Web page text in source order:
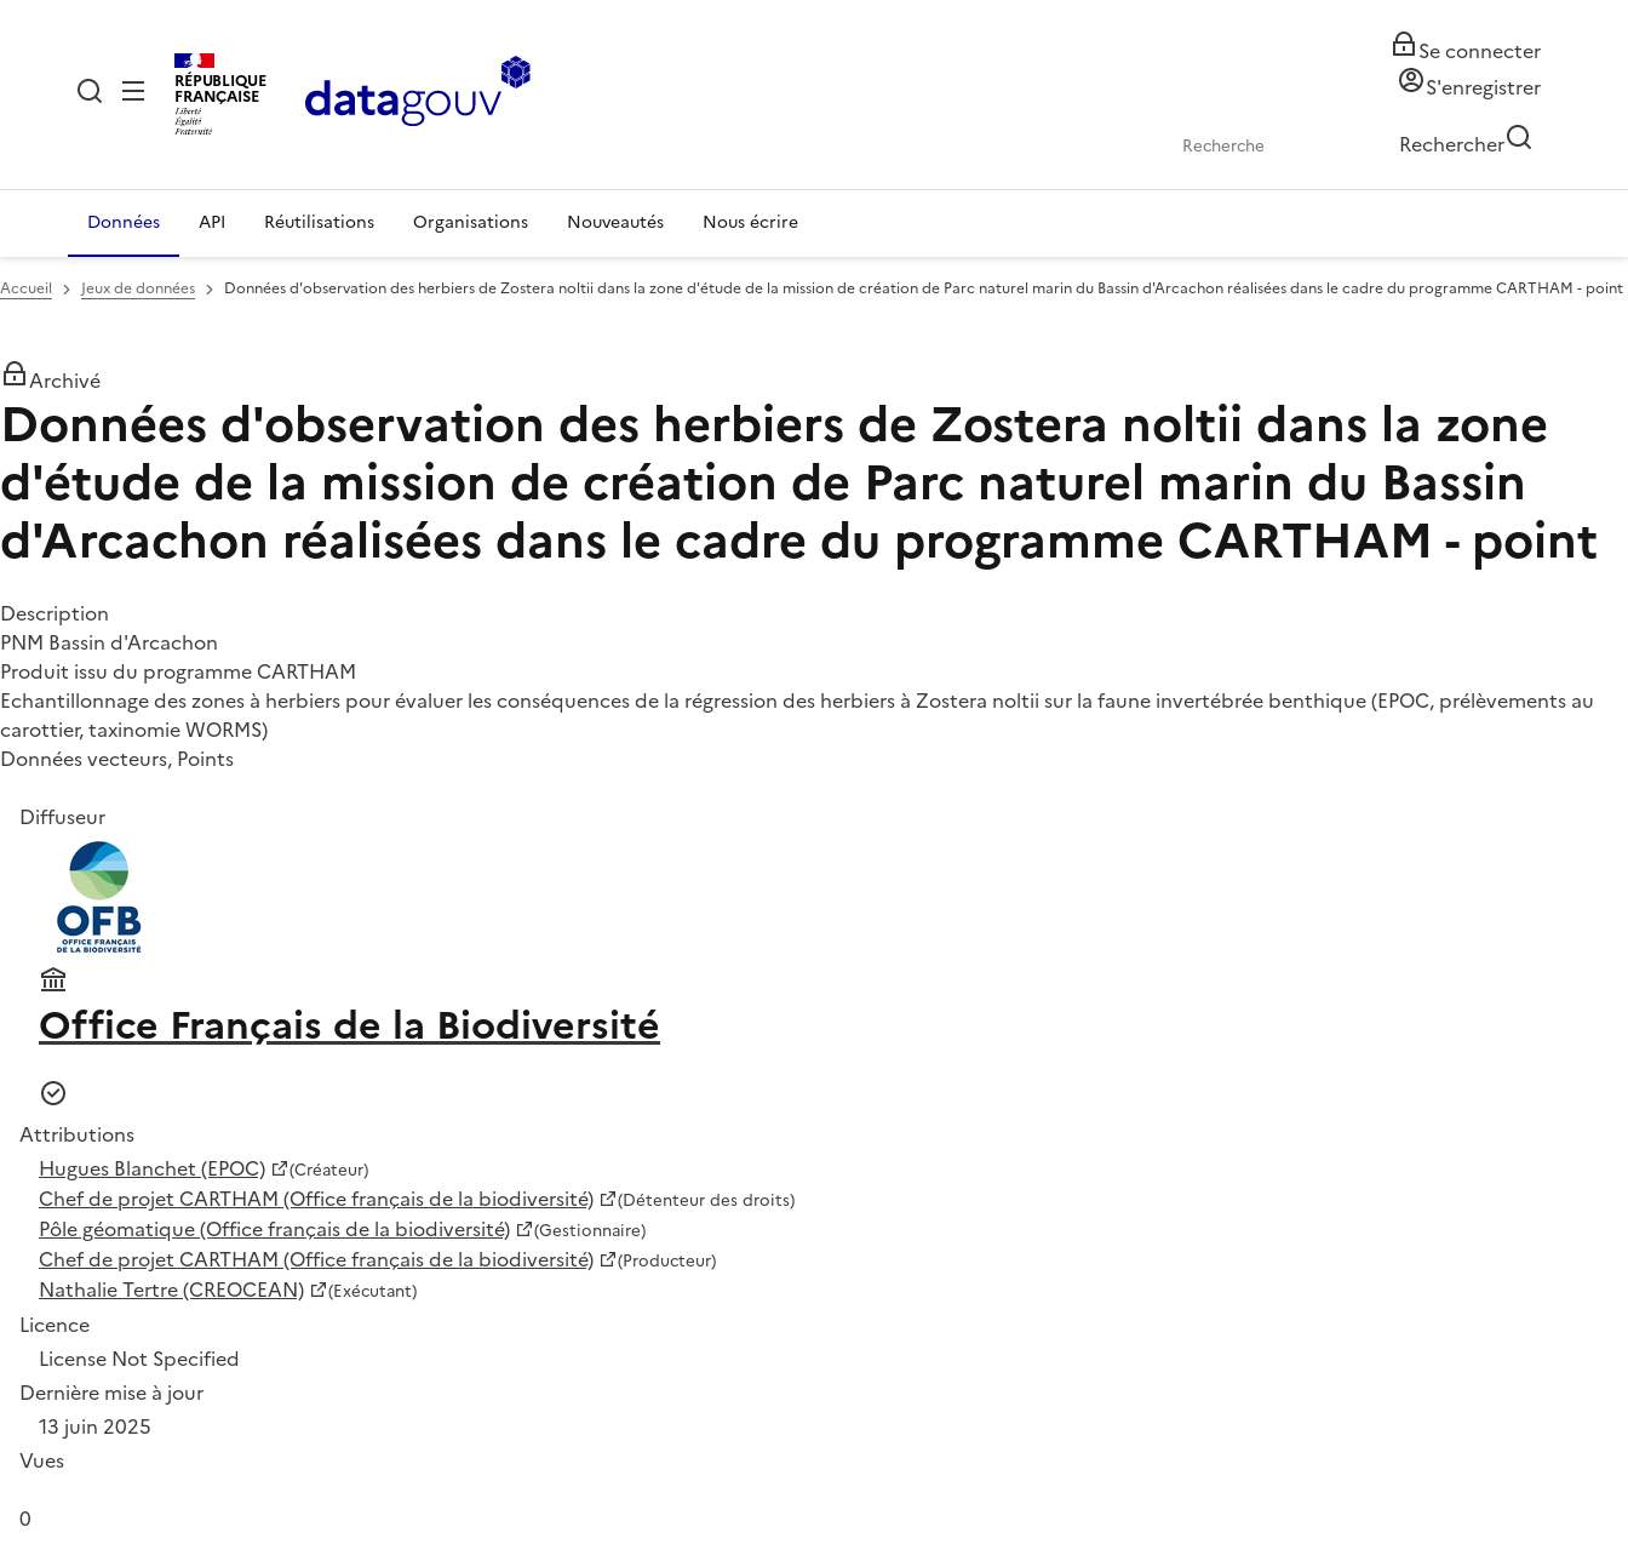
RÉPUBLIQUE
FRANÇAISE
Se connecter
S'enregistrer
Rechercher
Données API Réutilisations Organisations Nouveautés Nous écrire
Accueil Jeux de données Données d'observation des herbiers de Zostera noltii dans la zone d'étude de la mission de création de Parc naturel marin du Bassin d'Arcachon réalisées dans le cadre du programme CARTHAM - point
Archivé
Données d'observation des herbiers de Zostera noltii dans la zone
d'étude de la mission de création de Parc naturel marin du Bassin
d'Arcachon réalisées dans le cadre du programme CARTHAM - point
Description
PNM Bassin d'Arcachon
Produit issu du programme CARTHAM
Echantillonnage des zones à herbiers pour évaluer les conséquences de la régression des herbiers à Zostera noltii sur la faune invertébrée benthique (EPOC, prélèvements au
carottier, taxinomie WORMS)
Données vecteurs, Points
Diffuseur
Office Français de la Biodiversité
Attributions
Hugues Blanchet (EPOC)
(Créateur)
Chef de projet CARTHAM (Office français de la biodiversité) (Détenteur des droits)
Pôle géomatique (Office français de la biodiversité) (Gestionnaire)
Chef de projet CARTHAM (Office français de la biodiversité) (Producteur)
Nathalie Tertre (CREOCEAN) (Exécutant)
Licence
License Not Specified
Dernière mise à jour
13 juin 2025
Vues
0